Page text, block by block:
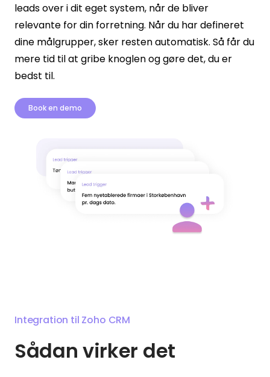
leads over i dit eget system, når de bliver
relevante for din forretning. Når du har defineret
dine målgrupper, sker resten automatisk. Så får du
mere tid til at gribe knoglen og gøre det, du er
bedst til.
Book en demo
Integration til Zoho CRM
Sådan virker det